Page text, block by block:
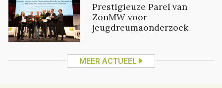
Prestigieuze Parel van
ZonMW voor
jeugdreumaonderzoek
MEER ACTUEEL